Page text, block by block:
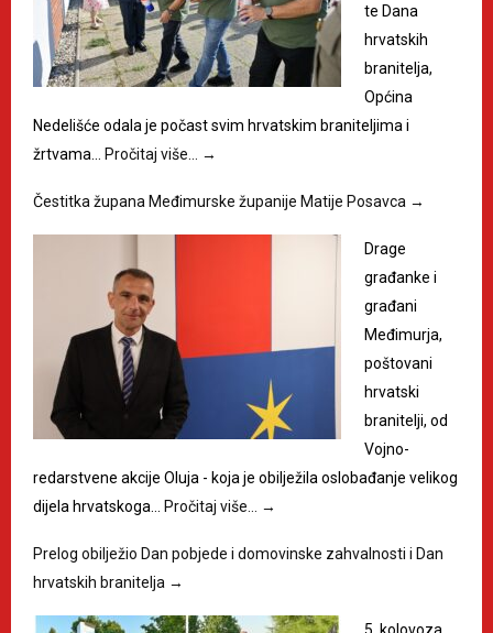
te Dana
hrvatskih
branitelja,
Općina
Nedelišće odala je počast svim hrvatskim braniteljima i
žrtvama…
Pročitaj više… →
Čestitka župana Međimurske županije Matije Posavca →
Drage
građanke i
građani
Međimurja,
poštovani
hrvatski
branitelji, od
Vojno-
redarstvene akcije Oluja - koja je obilježila oslobađanje velikog
dijela hrvatskoga…
Pročitaj više… →
Prelog obilježio Dan pobjede i domovinske zahvalnosti i Dan
hrvatskih branitelja →
5. kolovoza